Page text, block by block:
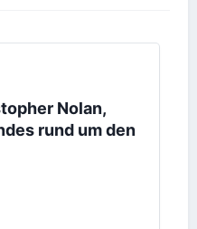
Nolan,
rund um den